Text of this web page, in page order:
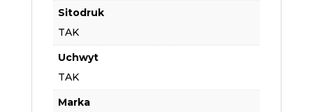
Sitodruk
TAK
Uchwyt
TAK
Marka